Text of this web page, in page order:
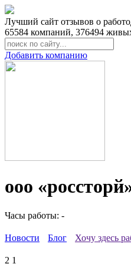
Лучший сайт отзывов о
65584 компаний, 376494
Добавить компанию
ооо
Часы работы: -
Новости Блог Хочу здесь
2 1